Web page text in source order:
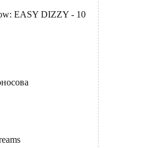
EASY DIZZY - 10